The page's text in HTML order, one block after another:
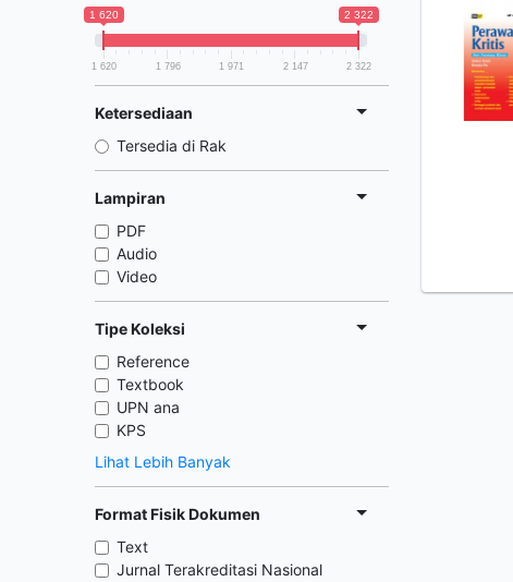
1 620 2 322
1 620 1 796 1 971 2 147 2 322
Ketersediaan
Tersedia di Rak
Lampiran
PDF
Audio
Video
Tipe Koleksi
Reference
Textbook
UPN ana
KPS
Lihat Lebih Banyak
Format Fisik Dokumen
Text
Jurnal Terakreditasi Nasional